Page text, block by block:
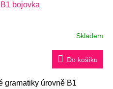
bojovka
Skladem
Do košíku
gramatiky úrovně B1